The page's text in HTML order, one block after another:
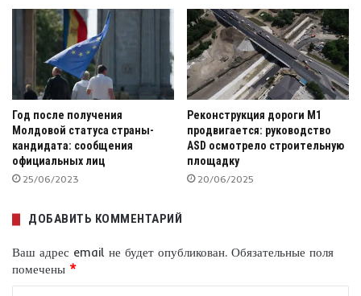
Год после получения
Молдовой статуса страны-
кандидата: сообщения
официальных лиц
25/06/2023
Реконструкция дороги M1
продвигается: руководство
ASD осмотрело строительную
площадку
20/06/2025
ДОБАВИТЬ КОММЕНТАРИЙ
Ваш адрес email не будет опубликован. Обязательные поля
помечены *